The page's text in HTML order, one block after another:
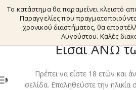
Είσαι ΑΝΩ
Πρέπει να είστε 18 ετών και
σελίδα. Επαληθεύστε την ηλικία
Το κατάστημα θα παραμείνει κλειστό
Παραγγελίες που
χρονικού διαστήματος, θα
Αυγούστου. Καλές
ΜΕΝΟΎ